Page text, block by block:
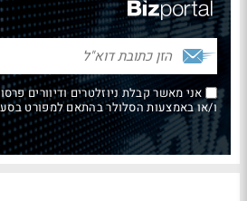
אני מאשר קבלת ניוזלטרים ודיוורים
ו/או באמצעות הסלולר בהתאם למפורט בסעיף 10 בתנאי